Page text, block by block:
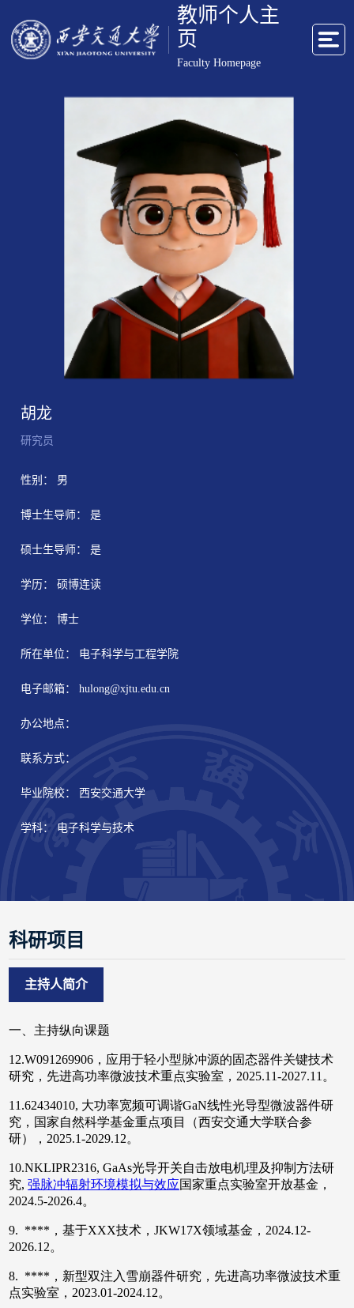
教师个人主
页
Faculty Homepage
胡龙
研究员
性别： 男
博士生导师： 是
硕士生导师： 是
学历： 硕博连读
学位： 博士
所在单位： 电子科学与工程学院
电子邮箱：hulong@xjtu.edu.cn
办公地点：
联系方式：
毕业院校： 西安交通大学
学科： 电子科学与技术
科研项目
主持人简介